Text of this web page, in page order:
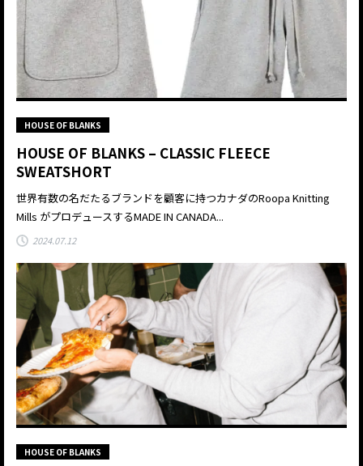
HOUSE OF BLANKS
HOUSE OF BLANKS – CLASSIC FLEECE
SWEATSHORT
世界有数の名だたるブランドを顧客に持つカナダのRoopa Knitting
Mills がプロデュースするMADE IN CANADA...
2024.07.12
HOUSE OF BLANKS